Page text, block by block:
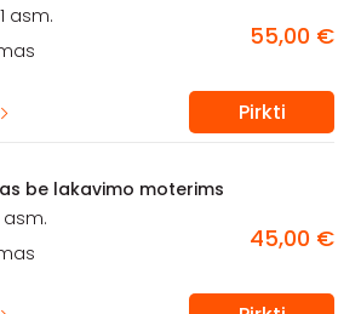
1 asm.
55,00 €
Pirkti
be lakavimo moterims
asm.
45,00 €